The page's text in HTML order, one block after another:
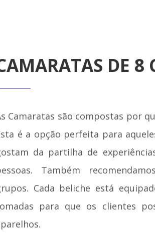
DE 8
Camaratas são compostas por
é a opção perfeita para
da partilha de
Também
Cada beliche está
para que os clientes